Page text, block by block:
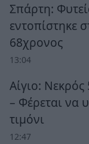
Σπάρτη:
εντοπίστηκε
68χρονος
13:04
Αίγιο:
– Φέρεται να
τιμόνι
12:47